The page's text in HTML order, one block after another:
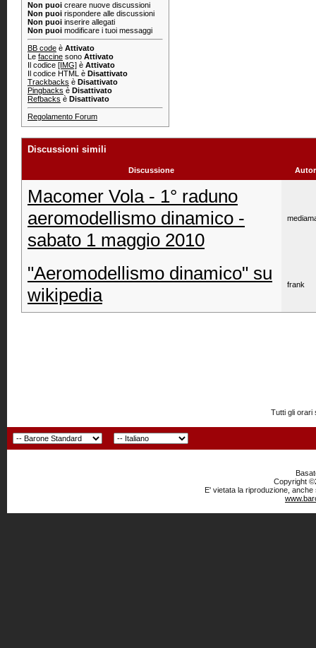
Non puoi creare nuove discussioni
Non puoi rispondere alle discussioni
Non puoi inserire allegati
Non puoi modificare i tuoi messaggi
BB code è Attivato
Le faccine sono Attivato
Il codice [IMG] è Attivato
Il codice HTML è Disattivato
Trackbacks è Disattivato
Pingbacks è Disattivato
Refbacks è Disattivato
Regolamento Forum
Discussioni simili
Discussione
Macomer Vola - 1° raduno
aeromodellismo dinamico -
sabato 1 maggio 2010
"Aeromodellismo dinamico" su
wikipedia
frank
Tutti gli orari
Copyright
E' vietata la riproduzione,